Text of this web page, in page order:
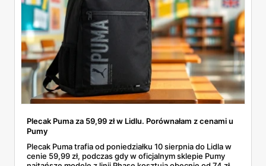
Plecak Puma za 59,99 zł w Lidlu. Porównałam z cenami u
Pumy
Plecak Puma trafia od poniedziałku 10 sierpnia do Lidla w
cenie 59,99 zł, podczas gdy w oficjalnym sklepie Pumy